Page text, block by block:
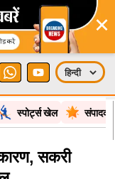
×
स्पोर्ट्स खेल
सकरी